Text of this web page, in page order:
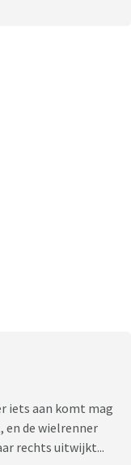
iets aan komt mag
en de wielrenner
rechts uitwijkt...